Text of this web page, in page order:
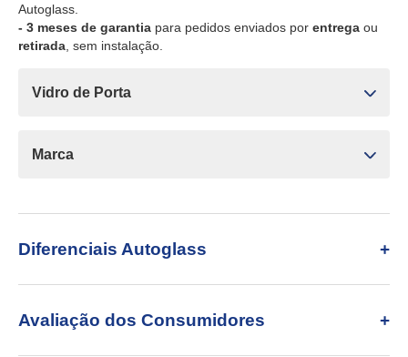
Autoglass.
- 3 meses de garantia para pedidos enviados por entrega ou
retirada , sem instalação.
Vidro de Porta
Marca
Diferenciais Autoglass
Avaliação dos Consumidores